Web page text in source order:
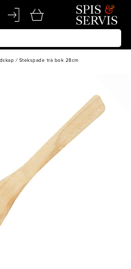
/ Stekspade trä bok 28cm